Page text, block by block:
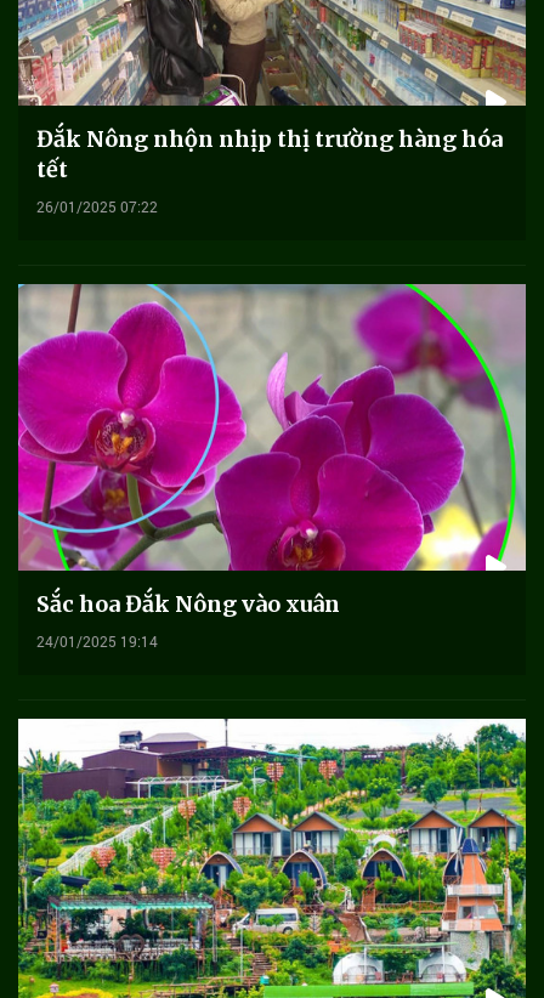
Đắk Nông nhộn nhịp thị trường hàng hóa
tết
26/01/2025 07:22
Sắc hoa Đắk Nông vào xuân
24/01/2025 19:14